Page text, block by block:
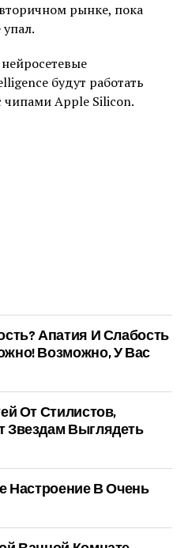
рынке, пока
будут работать
чипами Apple Silicon.
Апатия И Слабость
Возможно, У Вас
От Стилистов,
Звездам Выглядеть
Настроение В Очень